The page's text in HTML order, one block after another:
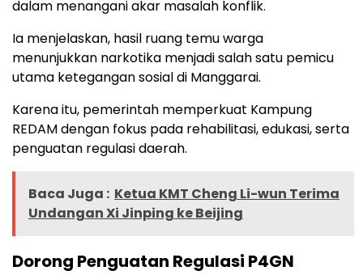
dalam menangani akar masalah konflik.
Ia menjelaskan, hasil ruang temu warga
menunjukkan narkotika menjadi salah satu pemicu
utama ketegangan sosial di Manggarai.
Karena itu, pemerintah memperkuat Kampung
REDAM dengan fokus pada rehabilitasi, edukasi, serta
penguatan regulasi daerah.
Baca Juga : Ketua KMT Cheng Li-wun Terima
Undangan Xi Jinping ke Beijing
Dorong Penguatan Regulasi P4GN